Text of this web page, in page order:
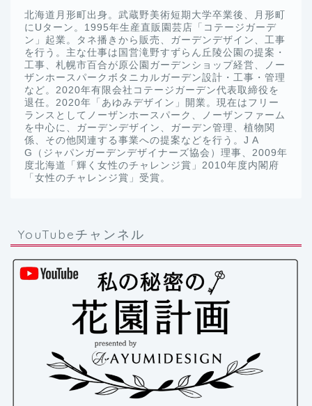
北海道月形町出身。武蔵野美術短期大学卒業後、月形町
にUターン。1995年生産直販園芸店「コテージガーデ
ン」起業。タネ播きから販売、ガーデンデザイン、工事
を行う。主な仕事は国営滝野すずらん丘陵公園の提案・
工事、札幌市百合が原公園ガーデンショップ経営、ノー
ザンホースパークボタニカルガーデン設計・工事・管理
など。2020年有限会社コテージガーデン代表取締役を
退任。2020年「あゆみデザイン」開業。現在はフリー
ランスとしてノーザンホースパーク、ノーザンファーム
を中心に、ガーデンデザイン、ガーデン管理、植物関
係、その他関連する事業への提案などを行う。J A
G（ジャパンガーデンデザイナーズ協会）理事、2009年
度北海道「輝く女性のチャレンジ賞」2010年度内閣府
「女性のチャレンジ賞」受賞。
YouTubeチャンネル